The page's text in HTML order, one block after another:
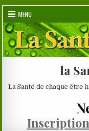
Skip
content
MENU
la
La Santé de chaque être